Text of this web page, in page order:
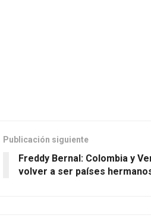
Publicación siguiente
Freddy Bernal: Colombia y
volver a ser países